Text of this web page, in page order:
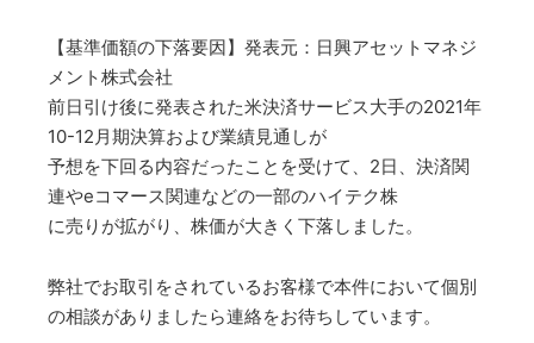
【基準価額の下落要因】発表元：日興アセットマネジ
メント株式会社
前日引け後に発表された米決済サービス大手の2021年
10-12月期決算および業績見通しが
予想を下回る内容だったことを受けて、2日、決済関
連やeコマース関連などの一部のハイテク株
に売りが拡がり、株価が大きく下落しました。
弊社でお取引をされているお客様で本件において個別
の相談がありましたら連絡をお待ちしています。